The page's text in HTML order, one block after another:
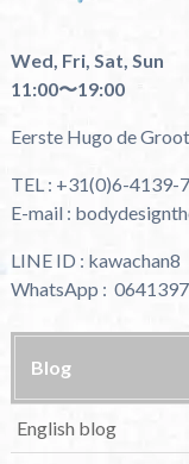
Wed, Fri, Sat, Sun
11:00〜19:00
Eerste Hugo de
TEL : +31(0)6-4139-
E-mail :
LINE ID : kawachan8
WhatsApp :
Blog
English blog